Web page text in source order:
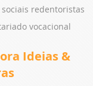
redentoristas
vocacional
Ideias &